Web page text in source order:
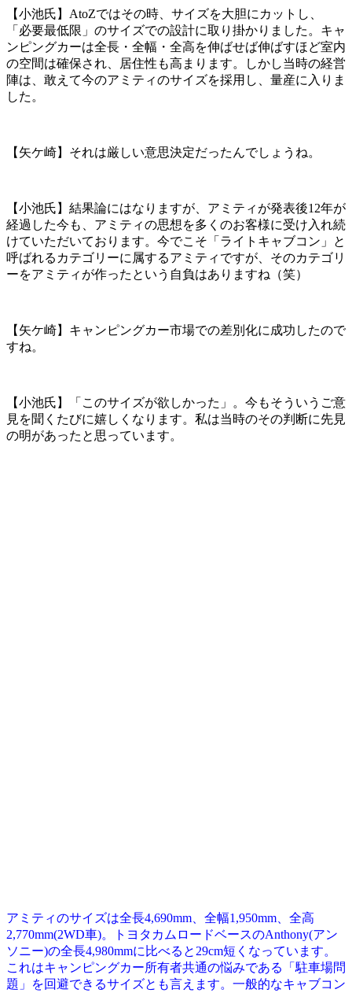
【小池氏】AtoZではその時、サイズを大胆にカットし、
「必要最低限」のサイズでの設計に取り掛かりました。キャ
ンピングカーは全長・全幅・全高を伸ばせば伸ばすほど室内
の空間は確保され、居住性も高まります。しかし当時の経営
陣は、敢えて今のアミティのサイズを採用し、量産に入りま
した。
【矢ケ崎】それは厳しい意思決定だったんでしょうね。
【小池氏】結果論にはなりますが、アミティが発表後12年が
経過した今も、アミティの思想を多くのお客様に受け入れ続
けていただいております。今でこそ「ライトキャブコン」と
呼ばれるカテゴリーに属するアミティですが、そのカテゴリ
ーをアミティが作ったという自負はありますね（笑）
【矢ケ崎】キャンピングカー市場での差別化に成功したので
すね。
【小池氏】「このサイズが欲しかった」。今もそういうご意
見を聞くたびに嬉しくなります。私は当時のその判断に先見
の明があったと思っています。
アミティのサイズは全長4,690mm、全幅1,950mm、全高
2,770mm(2WD車)。トヨタカムロードベースのAnthony(アン
ソニー)の全長4,980mmに比べると29cm短くなっています。
これはキャンピングカー所有者共通の悩みである「駐車場問
題」を回避できるサイズとも言えます。一般的なキャブコン